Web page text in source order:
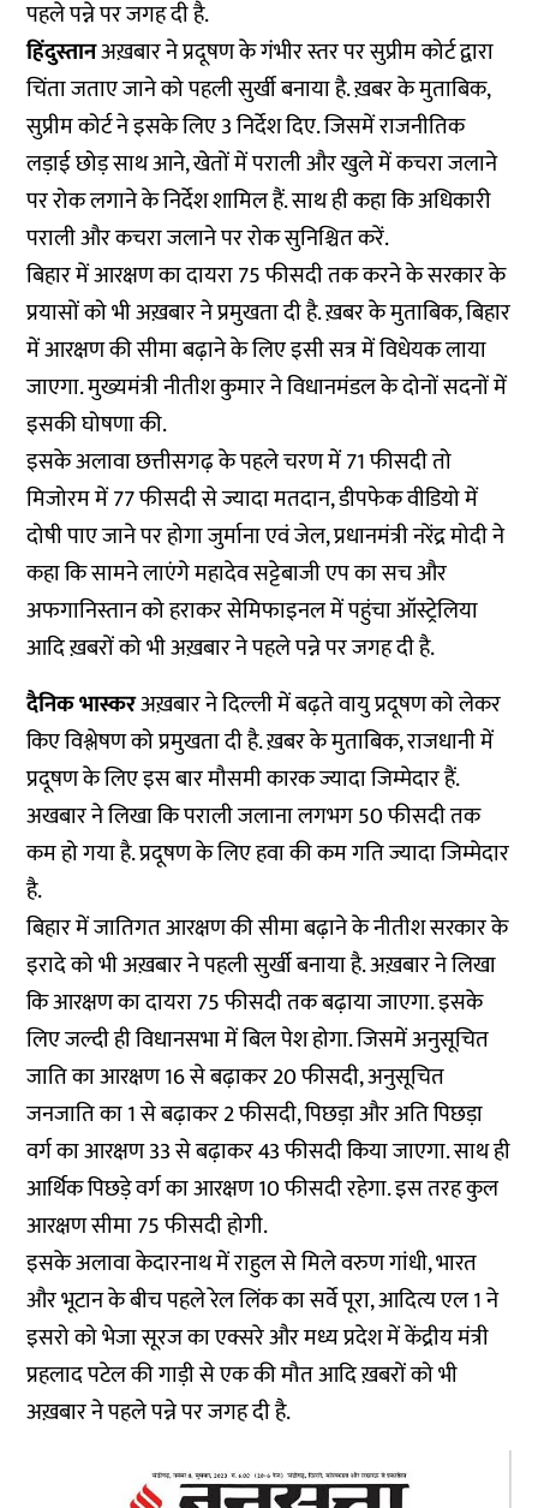
पहले पन्ने पर जगह दी है.
हिंदुस्तानअख़बार ने प्रदूषण के गंभीर स्तर पर सुप्रीम कोर्ट द्वारा
चिंता जताए जाने को पहली सुर्खी बनाया है. ख़बर के मुताबिक,
सुप्रीम कोर्ट ने इसके लिए 3 निर्देश दिए. जिसमें राजनीतिक
लड़ाई छोड़ साथ आने, खेतों में पराली और खुले में कचरा जलाने
पर रोक लगाने के निर्देश शामिल हैं. साथ ही कहा कि अधिकारी
पराली और कचरा जलाने पर रोक सुनिश्चित करें.
बिहार में आरक्षण का दायरा 75 फीसदी तक करने के सरकार के
प्रयासों को भी अख़बार ने प्रमुखता दी है. ख़बर के मुताबिक, बिहार
में आरक्षण की सीमा बढ़ाने के लिए इसी सत्र में विधेयक लाया
जाएगा. मुख्यमंत्री नीतीश कुमार ने विधानमंडल के दोनों सदनों में
इसकी घोषणा की.
इसके अलावा छत्तीसगढ़ के पहले चरण में 71 फीसदी तो
मिजोरम में 77 फीसदी से ज्यादा मतदान, डीपफेक वीडियो में
दोषी पाए जाने पर होगा जुर्माना एवं जेल, प्रधानमंत्री नरेंद्र मोदी ने
कहा कि सामने लाएंगे महादेव सट्टेबाजी एप का सच और
अफगानिस्तान को हराकर सेमिफाइनल में पहुंचा ऑस्ट्रेलिया
आदि ख़बरों को भी अख़बार ने पहले पन्ने पर जगह दी है.
दैनिक भास्करअख़बार ने दिल्ली में बढ़ते वायु प्रदूषण को लेकर
किए विश्लेषण को प्रमुखता दी है. ख़बर के मुताबिक, राजधानी में
प्रदूषण के लिए इस बार मौसमी कारक ज्यादा जिम्मेदार हैं.
अखबार ने लिखा कि पराली जलाना लगभग 50 फीसदी तक
कम हो गया है. प्रदूषण के लिए हवा की कम गति ज्यादा जिम्मेदार
है.
बिहार में जातिगत आरक्षण की सीमा बढ़ाने के नीतीश सरकार के
इरादे को भी अख़बार ने पहली सुर्खी बनाया है. अख़बार ने लिखा
कि आरक्षण का दायरा 75 फीसदी तक बढ़ाया जाएगा. इसके
लिए जल्दी ही विधानसभा में बिल पेश होगा. जिसमें अनुसूचित
जाति का आरक्षण 16 से बढ़ाकर 20 फीसदी, अनुसूचित
जनजाति का 1 से बढ़ाकर 2 फीसदी, पिछड़ा और अति पिछड़ा
वर्ग का आरक्षण 33 से बढ़ाकर 43 फीसदी किया जाएगा. साथ ही
आर्थिक पिछड़े वर्ग का आरक्षण 10 फीसदी रहेगा. इस तरह कुल
आरक्षण सीमा 75 फीसदी होगी.
इसके अलावा केदारनाथ में राहुल से मिले वरुण गांधी, भारत
और भूटान के बीच पहले रेल लिंक का सर्वे पूरा, आदित्य एल 1 ने
इसरो को भेजा सूरज का एक्सरे और मध्य प्रदेश में केंद्रीय मंत्री
प्रहलाद पटेल की गाड़ी से एक की मौत आदि ख़बरों को भी
अख़बार ने पहले पन्ने पर जगह दी है.